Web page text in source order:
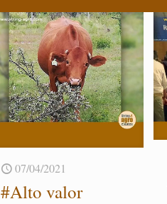
07/04/2021
#Alto valor